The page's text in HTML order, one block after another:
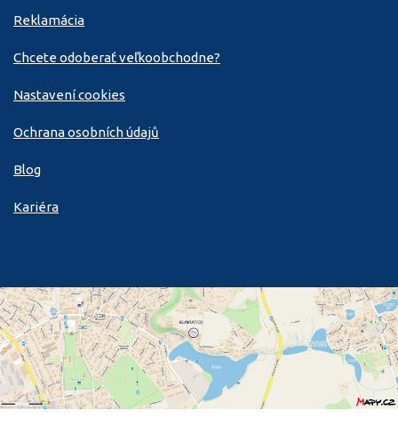
Reklamácia
Chcete odoberať veľkoobchodne?
Nastavení cookies
Ochrana osobních údajů
Blog
Kariéra